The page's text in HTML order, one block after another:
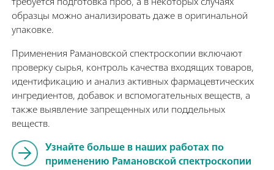
образцы можно анализировать даже в оригинальной
упаковке.
Применения Рамановской спектроскопии включают
проверку сырья, контроль качества входящих товаров,
идентификацию и анализ активных фармацевтических
ингредиентов, добавок и вспомогательных веществ, а
также выявление запрещенных или поддельных
веществ.
Узнайте больше в наших работах по
применению Рамановской спектроскопии